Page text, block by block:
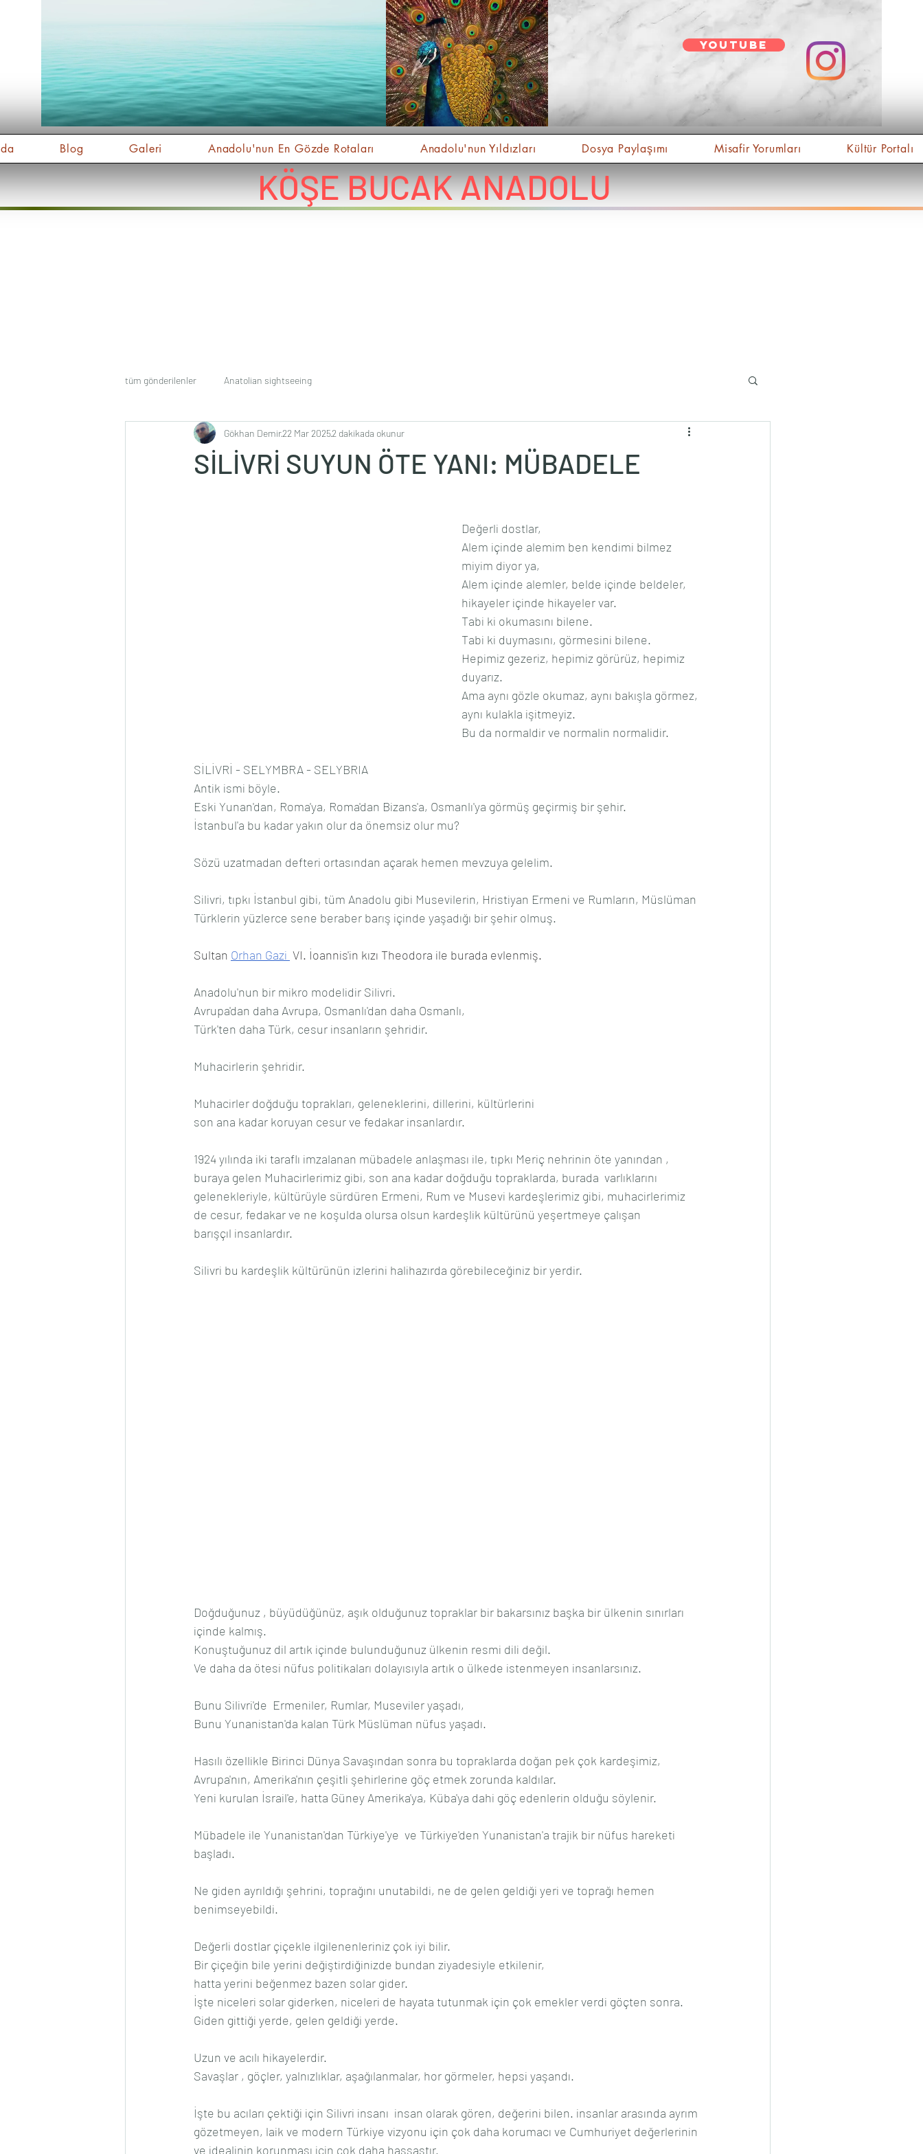
youtube
Blog Galeri Anadolu'nun En Gözde Rotaları Anadolu'nun Yıldızları Dosya Paylaşımı Misafir Yorumları Kültür Portalı
KÖŞE BUCAK ANADOLU
tüm gönderilenler Anatolian sightseeing
SİLİVRİ SUYUN ÖTE YANI: MÜBADELE
Gökhan Demir22 Mar 20252 dakikada okunur
Değerli dostlar,
Alem içinde alemim ben kendimi bilmez
miyim diyor ya,
Alem içinde alemler, belde içinde beldeler,
hikayeler içinde hikayeler var.
Tabi ki okumasını bilene.
Tabi ki duymasını, görmesini bilene.
Hepimiz gezeriz, hepimiz görürüz, hepimiz
duyarız.
Ama aynı gözle okumaz, aynı bakışla görmez,
aynı kulakla işitmeyiz.
Bu da normaldir ve normalin normalidir.
SİLİVRİ - SELYMBRA - SELYBRIA
Antik ismi böyle.
Eski Yunan'dan, Roma'ya, Roma'dan Bizans'a, Osmanlı'ya görmüş geçirmiş bir şehir.
İstanbul'a bu kadar yakın olur da önemsiz olur mu?
Sözü uzatmadan defteri ortasından açarak hemen mevzuya gelelim.
Silivri, tıpkı İstanbul gibi, tüm Anadolu gibi Musevilerin, Hristiyan Ermeni ve Rumların, Müslüman
Türklerin yüzlerce sene beraber barış içinde yaşadığı bir şehir olmuş.
Sultan Orhan Gazi VI. İoannis'in kızı Theodora ile burada evlenmiş.
Anadolu'nun bir mikro modelidir Silivri.
Avrupa'dan daha Avrupa, Osmanlı'dan daha Osmanlı,
Türk'ten daha Türk, cesur insanların şehridir.
Muhacirlerin şehridir.
Muhacirler doğduğu toprakları, geleneklerini, dillerini, kültürlerini
son ana kadar koruyan cesur ve fedakar insanlardır.
1924 yılında iki taraflı imzalanan mübadele anlaşması ile, tıpkı Meriç nehrinin öte yanından ,
buraya gelen Muhacirlerimiz gibi, son ana kadar doğduğu topraklarda, burada  varlıklarını
gelenekleriyle, kültürüyle sürdüren Ermeni, Rum ve Musevi kardeşlerimiz gibi, muhacirlerimiz
de cesur, fedakar ve ne koşulda olursa olsun kardeşlik kültürünü yeşertmeye çalışan
barışçıl insanlardır.
Silivri bu kardeşlik kültürünün izlerini halihazırda görebileceğiniz bir yerdir.
Doğduğunuz , büyüdüğünüz, aşık olduğunuz topraklar bir bakarsınız başka bir ülkenin sınırları
içinde kalmış.
Konuştuğunuz dil artık içinde bulunduğunuz ülkenin resmi dili değil.
Ve daha da ötesi nüfus politikaları dolayısıyla artık o ülkede istenmeyen insanlarsınız.
Bunu Silivri'de  Ermeniler, Rumlar, Museviler yaşadı,
Bunu Yunanistan'da kalan Türk Müslüman nüfus yaşadı.
Hasılı özellikle Birinci Dünya Savaşından sonra bu topraklarda doğan pek çok kardeşimiz,
Avrupa'nın, Amerika'nın çeşitli şehirlerine göç etmek zorunda kaldılar.
Yeni kurulan İsrail'e, hatta Güney Amerika'ya, Küba'ya dahi göç edenlerin olduğu söylenir.
Mübadele ile Yunanistan'dan Türkiye'ye  ve Türkiye'den Yunanistan'a trajik bir nüfus hareketi
başladı.
Ne giden ayrıldığı şehrini, toprağını unutabildi, ne de gelen geldiği yeri ve toprağı hemen
benimseyebildi.
Değerli dostlar çiçekle ilgilenenleriniz çok iyi bilir.
Bir çiçeğin bile yerini değiştirdiğinizde bundan ziyadesiyle etkilenir,
hatta yerini beğenmez bazen solar gider.
İşte niceleri solar giderken, niceleri de hayata tutunmak için çok emekler verdi göçten sonra.
Giden gittiği yerde, gelen geldiği yerde.
Uzun ve acılı hikayelerdir.
Savaşlar , göçler, yalnızlıklar, aşağılanmalar, hor görmeler, hepsi yaşandı.
İşte bu acıları çektiği için Silivri insanı  insan olarak gören, değerini bilen. insanlar arasında ayrım
gözetmeyen, laik ve modern Türkiye vizyonu için çok daha korumacı ve Cumhuriyet değerlerinin
ve idealinin korunması için çok daha hassastır.